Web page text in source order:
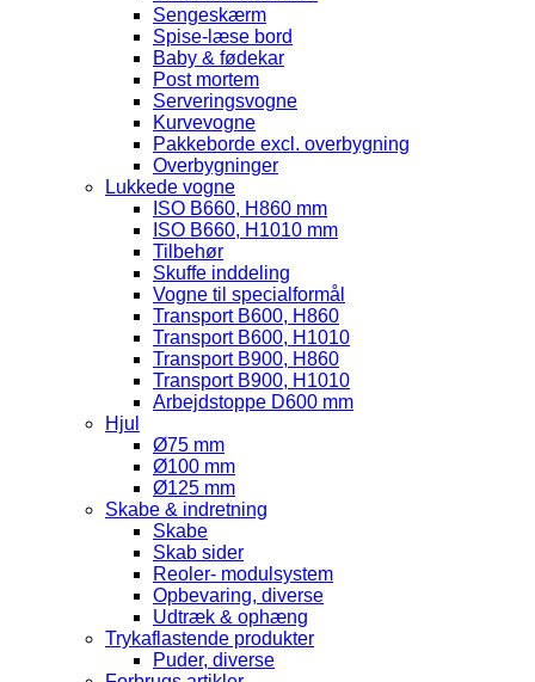
Sengeskærm
Spise-læse bord
Baby & fødekar
Post mortem
Serveringsvogne
Kurvevogne
Pakkeborde excl. overbygning
Overbygninger
Lukkede vogne
ISO B660, H860 mm
ISO B660, H1010 mm
Tilbehør
Skuffe inddeling
Vogne til specialformål
Transport B600, H860
Transport B600, H1010
Transport B900, H860
Transport B900, H1010
Arbejdstoppe D600 mm
Hjul
Ø75 mm
Ø100 mm
Ø125 mm
Skabe & indretning
Skabe
Skab sider
Reoler- modulsystem
Opbevaring, diverse
Udtræk & ophæng
Trykaflastende produkter
Puder, diverse